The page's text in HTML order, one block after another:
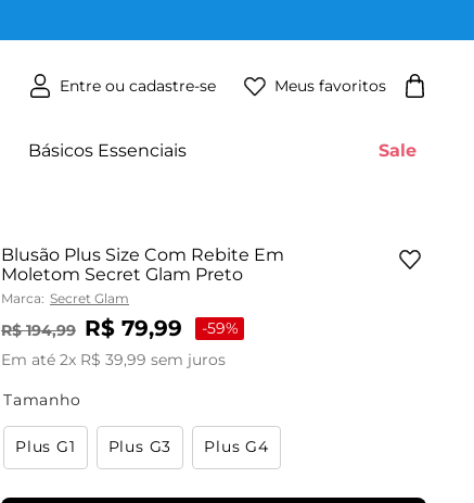
Meus favoritos
Básicos Essenciais Sale
Blusão Plus Size Com Rebite Em
Moletom Secret Glam Preto
Marca: Secret Glam
R$ 194,99 R$ 79,99 -59%
Em até 2x R$ 39,99 sem juros
Tamanho
Plus G1 Plus G3 Plus G4